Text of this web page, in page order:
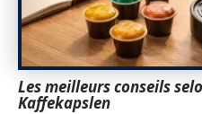
Les meilleurs conseils
Kaffekapslen